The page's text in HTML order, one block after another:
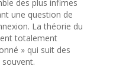
des plus infimes
une question de
La théorie du
totalement
» qui suit des